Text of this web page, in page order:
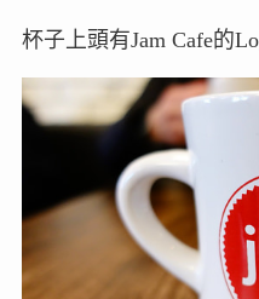
杯子上頭有Jam Cafe的